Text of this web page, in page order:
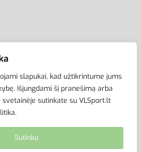
slapukai, kad užtikrintume jums
Išjungdami šį pranešimą arba
sutinkate su VLSport.lt
Sutinku